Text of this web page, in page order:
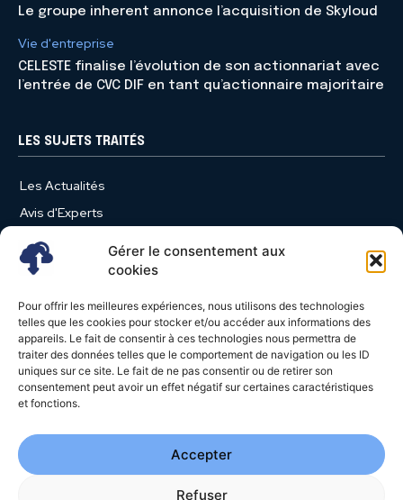
Gérer le consentement aux
cookies
Pour offrir les meilleures expériences, nous utilisons des technologies
telles que les cookies pour stocker et/ou accéder aux informations des
appareils. Le fait de consentir à ces technologies nous permettra de
traiter des données telles que le comportement de navigation ou les ID
uniques sur ce site. Le fait de ne pas consentir ou de retirer son
consentement peut avoir un effet négatif sur certaines caractéristiques
et fonctions.
Accepter
Refuser
Le groupe inherent annonce l’acquisition de Skyloud
Vie d'entreprise
CELESTE finalise l’évolution de son actionnariat avec
l’entrée de CVC DIF en tant qu’actionnaire majoritaire
LES SUJETS TRAITÉS
Les Actualités
Avis d'Experts
Produits et Services
Vie d'entreprise
Nominations
Études
Évènements
Video News